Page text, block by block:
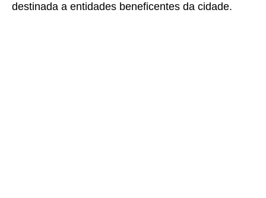
destinada a entidades beneficentes da cidade.